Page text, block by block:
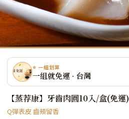
⭐ 一組划算
一組就免運 · 台灣
【蒸荐康】牙齒肉圓10入/盒(免運)
Q彈表皮 齒頰留香